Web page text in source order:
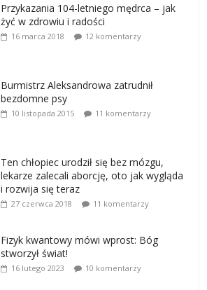
Przykazania 104-letniego mędrca – jak
żyć w zdrowiu i radości
16 marca 2018 12 komentarzy
Burmistrz Aleksandrowa zatrudnił
bezdomne psy
10 listopada 2015 11 komentarzy
Ten chłopiec urodził się bez mózgu,
lekarze zalecali aborcję, oto jak wygląda
i rozwija się teraz
27 czerwca 2018 11 komentarzy
Fizyk kwantowy mówi wprost: Bóg
stworzył świat!
16 lutego 2023 10 komentarzy